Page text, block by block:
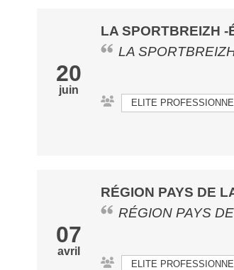
20
juin
LA SPORTBREIZH -
LA
ELITE PROFESSIONNEL
07
avril
RÉGION PAYS DE
RÉGION PAYS
ELITE PROFESSIONNEL